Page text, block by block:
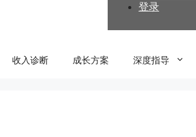
登录
收入诊断 成长方案 深度指导